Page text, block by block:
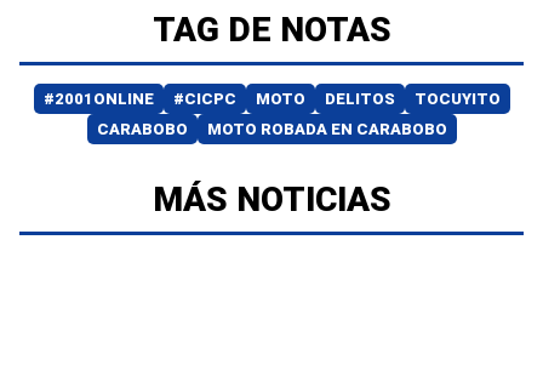
TAG DE NOTAS
#2001ONLINE #CICPC MOTO DELITOS
TOCUYITO
CARABOBO
MOTO ROBADA EN CARABOBO
MÁS NOTICIAS